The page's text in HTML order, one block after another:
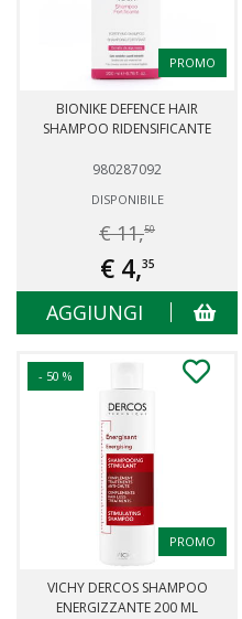
PROMO
BIONIKE DEFENCE HAIR
SHAMPOO RIDENSIFICANTE
980287092
DISPONIBILE
€ 11,50
€ 4,35
AGGIUNGI
- 50 %
PROMO
VICHY DERCOS SHAMPOO
ENERGIZZANTE 200 ML